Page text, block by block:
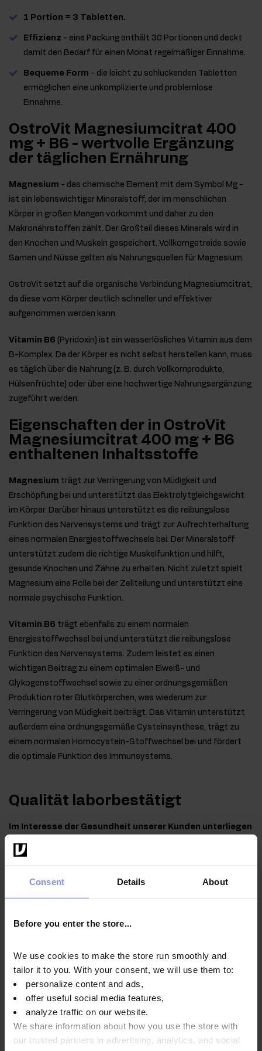
Consent Details About
Before you enter the store...
We use cookies to make the store run smoothly and
tailor it to you. With your consent, we will use them to:
personalize content and ads,
offer useful social media features,
analyze traffic on our website.
We share information about how you use the store with
our trusted partners in advertising, analytics, and social
1 Portion = 3 Tabletten.
Effizienz - eine Packung enthält 30 Portionen und deckt
damit den Bedarf für einen Monat regelmäßiger Einnahme.
Bequeme Form - die leicht zu schluckenden Tabletten
ermöglichen eine unkomplizierte und problemlose
Einnahme.
OstroVit Magnesiumcitrat 400
mg + B6 - wertvolle Ergänzung
der täglichen Ernährung
Magnesium - das chemische Element mit dem Symbol Mg -
ist ein lebenswichtiger Mineralstoff, der im menschlichen
Körper in großen Mengen vorkommt und daher zu den
Makronährstoffen zählt. Der Großteil dieses Minerals wird in
den Knochen und Muskeln gespeichert. Vollkorngetreide sowie
Samen und Nüsse gelten als Nahrungsquellen für Magnesium.
OstroVit setzt auf die organische Verbindung Magnesiumcitrat,
da diese vom Körper deutlich schneller und effektiver
aufgenommen werden kann.
Vitamin B6 (Pyridoxin) ist ein wasserlösliches Vitamin aus dem
B-Komplex. Da der Körper es nicht selbst herstellen kann, muss
es täglich über die Nahrung (z. B. durch Vollkornprodukte,
Hülsenfrüchte) oder über eine hochwertige Nahrungsergänzung
zugeführt werden.
Eigenschaften der in OstroVit
Magnesiumcitrat 400 mg + B6
enthaltenen Inhaltsstoffe
Magnesium trägt zur Verringerung von Müdigkeit und
Erschöpfung bei und unterstützt das Elektrolytgleichgewicht
im Körper. Darüber hinaus unterstützt es die reibungslose
Funktion des Nervensystems und trägt zur Aufrechterhaltung
eines normalen Energiestoffwechsels bei. Der Mineralstoff
unterstützt zudem die richtige Muskelfunktion und hilft,
gesunde Knochen und Zähne zu erhalten. Nicht zuletzt spielt
Magnesium eine Rolle bei der Zellteilung und unterstützt eine
normale psychische Funktion.
Vitamin B6 trägt ebenfalls zu einem normalen
Energiestoffwechsel bei und unterstützt die reibungslose
Funktion des Nervensystems. Zudem leistet es einen
wichtigen Beitrag zu einem optimalen Eiweiß- und
Glykogenstoffwechsel sowie zu einer ordnungsgemäßen
Produktion roter Blutkörperchen, was wiederum zur
Verringerung von Müdigkeit beiträgt. Das Vitamin unterstützt
außerdem eine ordnungsgemäße Cysteinsynthese, trägt zu
einem normalen Homocystein-Stoffwechsel bei und fördert
die optimale Funktion des Immunsystems.
Qualität laborbestätigt
Im Interesse der Gesundheit unserer Kunden unterliegen
die von uns hergestellten Produkte regelmäßigen
Untersuchungen in einem unabhängigen akkreditierten
aufrechtzuerhalten.
OstroVit Magnesiumcitrat 400 mg + B6 -
Mikrobiologische analyse 09.04.2026
OstroVit Magnesium Citrate 400 mg + B6 - Bestimmung
des schwermetallgehalts 09.04.2026
OstroVit Magnesiumcitrat 400 mg + B6 -
Mikrobiologische analyse 04.08.2025